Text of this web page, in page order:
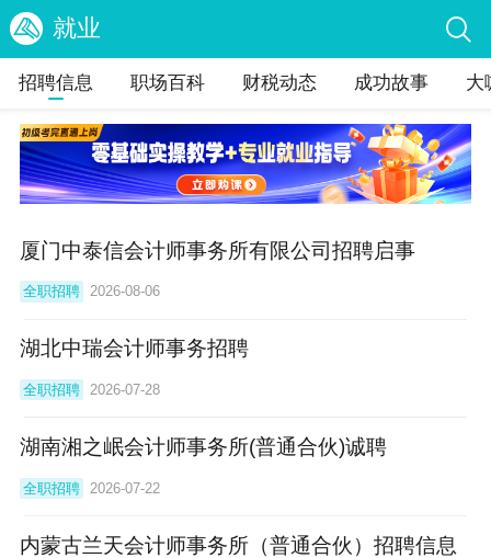
就业
招聘信息 职场百科 财税动态 成功故事 大
厦门中泰信会计师事务所有限公司招聘启事
全职招聘 2026-08-06
湖北中瑞会计师事务招聘
全职招聘 2026-07-28
湖南湘之岷会计师事务所(普通合伙)诚聘
全职招聘 2026-07-22
内蒙古兰天会计师事务所（普通合伙）招聘信息